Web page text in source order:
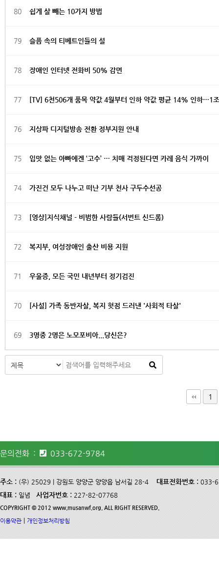
80 쉽게 살 빼는 10가지 방법
79 슬픔 속의 티베트인들의 설
78 장애인 인터넷 전화비 50% 감면
77 [TV] 6천506개 품목 약값 4월부터 인하 약값 평균 14% 인하…1
76 지상파 디지털방송 전환 정부지원 안내
75 입맛 없는 아빠에겐 ‘고수’ … 치매 걱정된다면 카레 음식 가까이
74 가진건 모두 나누고 떠난 기부 천사 구두수선공
73 [영상]지식채널 - 비범한 사람들(서번트 신드롬)
72 복지부, 여성장애인 출산 비용 지원
71 우울증, 모든 국민 내년부터 정기검진
70 [사설] 가족 동반자살, 복지 헛점 드러낸 '사회적 타살'
69 3명중 2명은 노모포비아...당신은?
1
문의전화 : 033-672-9784
주소 : (우) 25029 | 강원도 양양군 양양읍 남서길 28-4 대표전화번호 : 033-
대표 : 일념 사업자번호 : 227-82-07768
COPYRIGHT © 2012 www.musanwf.org. ALL RIGHT RESERVED.
이용약관 개인정보처리방침